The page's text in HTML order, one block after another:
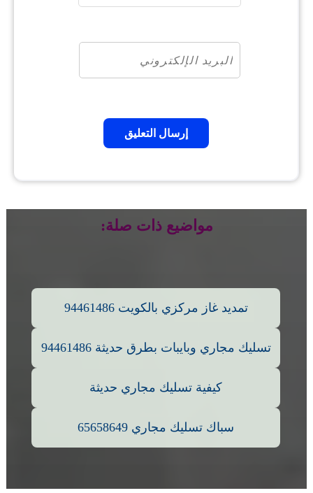
مواضيع ذات صلة:
تمديد غاز مركزي بالكويت 94461486
تسليك مجاري وبايبات بطرق حديثة 94461486
كيفية تسليك مجاري حديثة
سباك تسليك مجاري 65658649